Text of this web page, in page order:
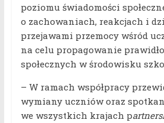
poziomu świadomości
o zachowaniach, reakcjach i
przejawami przemocy wśród
na celu propagowanie
społecznych w środowisku
– W ramach współpracy
wymiany uczniów oraz
we wszystkich krajach p